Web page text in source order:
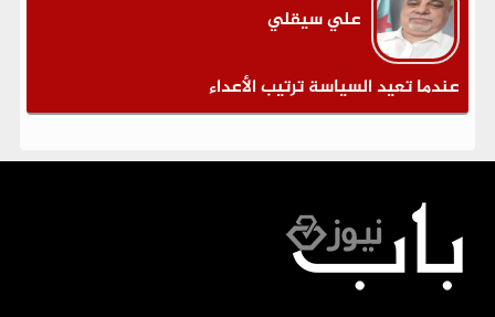
علي سيقلي
عندما تعيد السياسة ترتيب الأعداء